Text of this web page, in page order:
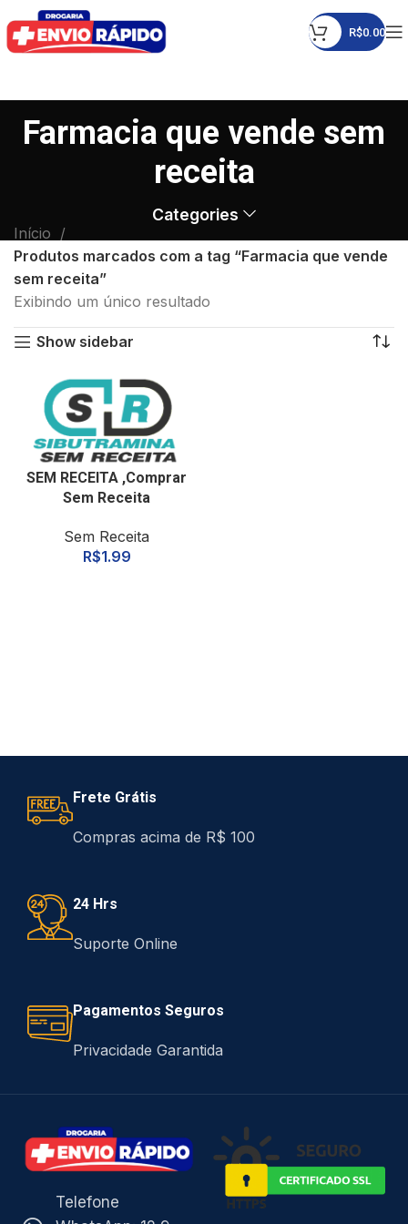
R$0.00
Farmacia que vende sem
receita
Categories
Início
Produtos marcados com a tag “Farmacia que vende
sem receita”
Exibindo um único resultado
Show sidebar
SEM RECEITA ,Comprar
Sem Receita
Sem Receita
R$1.99
Frete Grátis
Compras acima de R$ 100
24 Hrs
Suporte Online
Pagamentos Seguros
Privacidade Garantida
Telefone